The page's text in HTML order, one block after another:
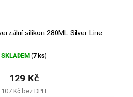
silikon 280ML Silver Line
SKLADEM (7 ks)
107 Kč bez DPH
129 Kč